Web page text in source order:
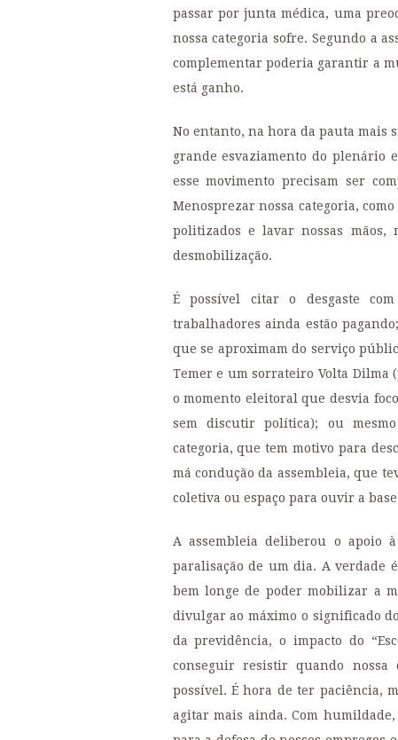
passar por junta médica, uma
nossa categoria sofre. Segundo a
complementar poderia garantir a
está ganho.
No entanto, na hora da pauta mais
grande esvaziamento do plenário
esse movimento precisam ser
Menosprezar nossa categoria,
politizados e lavar nossas
desmobilização.
É possível citar o desgaste
trabalhadores ainda estão
que se aproximam do serviço
Temer e um sorrateiro Volta Dilma
o momento eleitoral que desvia
sem discutir política); ou
categoria, que tem motivo para
má condução da assembleia, que
coletiva ou espaço para ouvir a
A assembleia deliberou o apoio
paralisação de um dia. A verdade
bem longe de poder mobilizar a
divulgar ao máximo o significado
da previdência, o impacto do
conseguir resistir quando nossa
possível. É hora de ter paciência,
agitar mais ainda. Com